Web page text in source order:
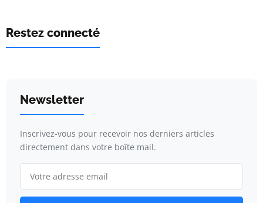
Restez connecté
Newsletter
Inscrivez-vous pour recevoir nos derniers articles
directement dans votre boîte mail.